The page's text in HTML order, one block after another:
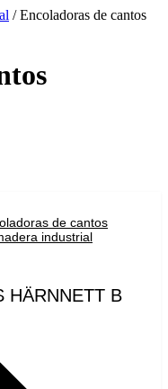
/ Encoladoras de cantos
de cantos
industrial
HÄRNNETT B